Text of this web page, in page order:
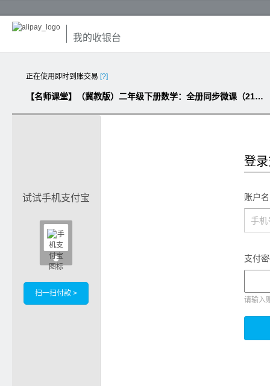
我的收银台
正在使用即时到账交易 [?]
【名师课堂】（冀教版）二年级下册数学：全册同步微课（21课时，MP4高清版）
试试手机支付宝

扫一扫付款 >
登
账户
支付
请输入